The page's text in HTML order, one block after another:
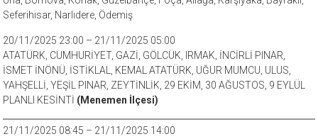
Seferihisar, Narlıdere, Ödemiş
20/11/2025 23:00 – 21/11/2025 05:00
ATATÜRK, CUMHURİYET, GAZİ, GÖLCÜK, IRMAK, İNCİRLİ PINAR,
İSMET İNÖNÜ, İSTİKLAL, KEMAL ATATÜRK, UĞUR MUMCU, ULUS,
YAHŞELLİ, YEŞİL PINAR, ZEYTİNLİK, 29 EKİM, 30 AĞUSTOS, 9 EYLÜL
PLANLI KESİNTİ (Menemen İlçesi)
21/11/2025 08:45 – 21/11/2025 14:00